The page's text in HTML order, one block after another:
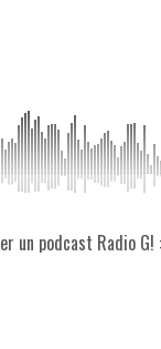
un podcast Radio